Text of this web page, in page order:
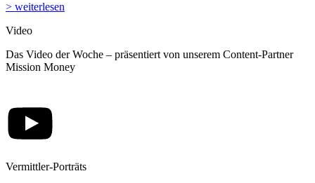
> weiterlesen
Video
Das Video der Woche – präsentiert von unserem Content-Partner
Mission Money
Vermittler-Porträts